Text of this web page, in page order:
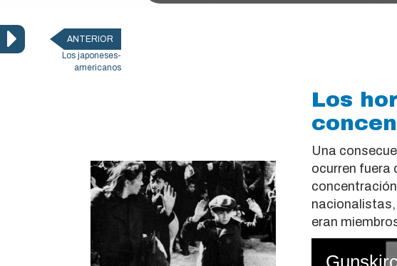
ANTERIOR
Los japoneses-
americanos
Los
Una
ocurren fuera
eran